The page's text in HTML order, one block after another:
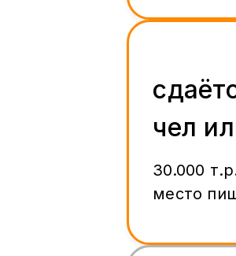
чел
30.000
место